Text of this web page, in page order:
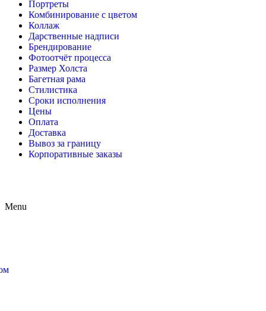
Портреты
Комбинирование с цветом
Коллаж
Дарственные надписи
Брендирование
Фотоотчёт процесса
Размер Холста
Багетная рама
Стилистика
Сроки исполнения
Цены
Оплата
Доставка
Вывоз за границу
Корпоративные заказы
Menu